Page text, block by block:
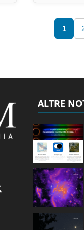
1
ALTRE